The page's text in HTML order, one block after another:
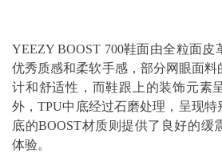
YEEZY BOOST 700鞋面由全粒面
优秀质感和柔软手感，部分网眼面
计和舒适性，而鞋跟上的装饰元素
外，TPU中底经过石磨处理，呈现特
底的BOOST材质则提供了良好的缓
体验。